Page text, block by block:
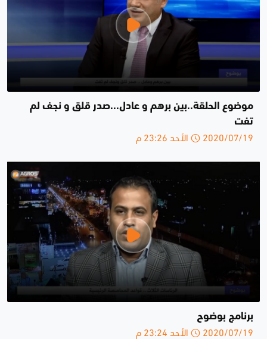
موضوع الحلقة..بين برهم و عادل...صدر قلق و نجف لم
تفت
2020/07/19 الأحد 23:26 م
برنامج بوضوح
2020/07/19 الأحد 23:24 م